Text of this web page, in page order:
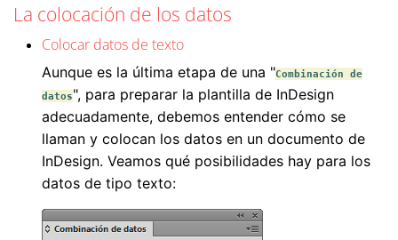
La colocación de los datos
Colocar datos de texto
Aunque es la última etapa de una "Combinación de
datos", para preparar la plantilla de InDesign
adecuadamente, debemos entender cómo se
llaman y colocan los datos en un documento de
InDesign. Veamos qué posibilidades hay para los
datos de tipo texto: